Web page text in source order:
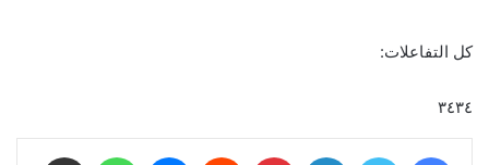
كل التفاعلات:
٣٤٣٤
فيسبوك تويتر لينكدإن بينتيريست ماسنجر واتساب